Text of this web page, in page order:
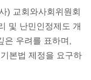
) 교회와사회위원회
및 난민인정제도 개
우려를 표하며,
본법 제정을 요구하